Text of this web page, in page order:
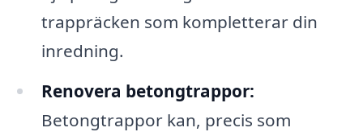
trappräcken som kompletterar din
inredning.
Renovera betongtrappor:
Betongtrappor kan, precis som